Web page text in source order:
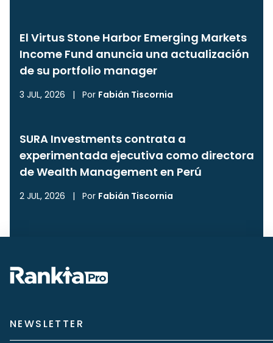
El Virtus Stone Harbor Emerging Markets
Income Fund anuncia una actualización
de su portfolio manager
3 JUL, 2026 | Por Fabián Tiscornia
SURA Investments contrata a
experimentada ejecutiva como directora
de Wealth Management en Perú
2 JUL, 2026 | Por Fabián Tiscornia
NEWSLETTER